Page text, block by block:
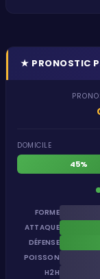
★ PRONOSTIC
DOMICILE
45%
FORME
ATTAQUE
DÉFENSE
POISSON
H2H